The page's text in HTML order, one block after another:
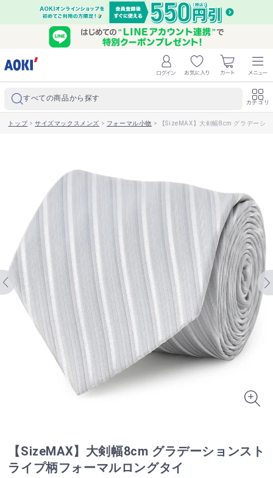
すべての商品から探す カテゴリ
トップ>サイズマックスメンズ > フォーマル小物 > 【SizeMAX】大剣幅8cm グラデーシ
【SizeMAX】大剣幅8cm グラデーションスト
ライプ柄フォーマルロングタイ